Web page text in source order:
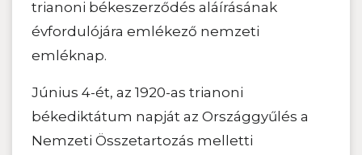
trianoni békeszerződés aláírásának
évfordulójára emlékező nemzeti
emléknap.
Június 4-ét, az 1920-as trianoni
békediktátum napját az Országgyűlés a
Nemzeti Összetartozás melletti